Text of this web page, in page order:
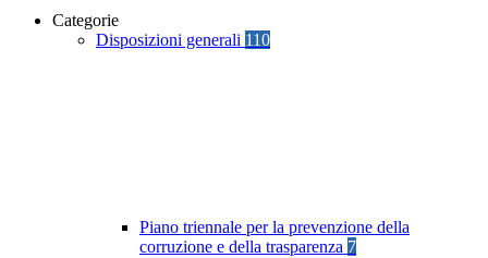
Categorie
Disposizioni generali 110
Piano triennale per la prevenzione della
corruzione e della trasparenza 7